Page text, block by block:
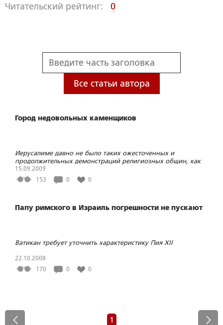
Читательский рейтинг: 0
Все статьи автора
Город недовольных каменщиков
Иерусалиме давно не было таких ожесточенных и
продолжительных демонстраций религиозных общин, как
сейчас. Ультраортодоксы борются со светскими властями за
сохранение того, что никто и не думал у них отнимать
15.09.2009
153
0 0
Папу римского в Израиль погрешности не пускают
Ватикан требует уточнить характеристику Пия XII
22.10.2008
170
0 0
1